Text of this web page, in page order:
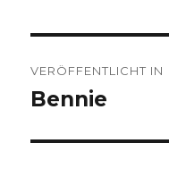
VERÖFFENTLICHT IN
Bennie